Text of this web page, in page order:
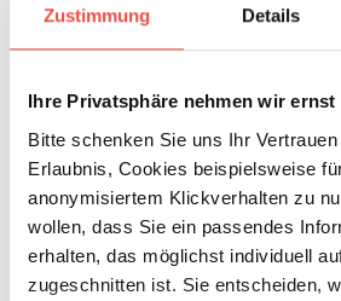
Zustimmung Details
Ihre Privatsphäre nehmen wir ernst
Bitte schenken Sie uns Ihr
Erlaubnis, Cookies beispielsweise
anonymisiertem Klickverhalten zu
wollen, dass Sie ein passendes
erhalten, das möglichst individuell
zugeschnitten ist. Sie entscheiden,
Hier geht es